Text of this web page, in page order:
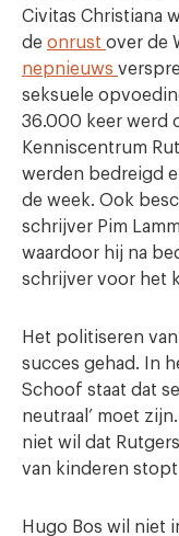
Civitas Christiana
de onrust over de
nepnieuws
seksuele
36.000 keer werd
Kenniscentrum
werden bedreigd
de week. Ook
schrijver Pim
waardoor hij na
schrijver voor het
Het politiseren
succes gehad. In
Schoof staat dat
neutraal’ moet
niet wil dat Rutgers
van kinderen
Hugo Bos wil niet